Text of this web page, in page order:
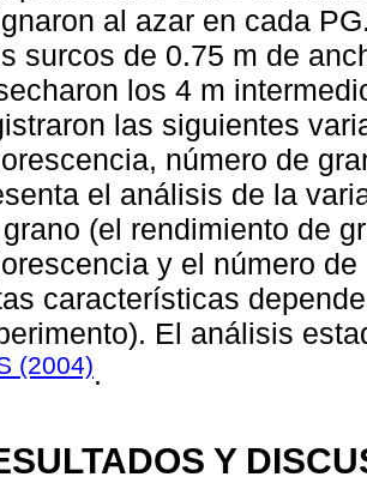
al azar en cada
surcos de 0.75 m de
los 4 m
las siguientes
número de
el análisis de la
(el rendimiento de
y el número
características
El análisis
(2004).
Y